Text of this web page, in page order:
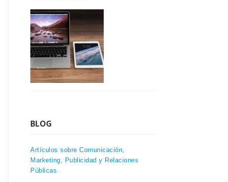
BLOG
Artículos sobre Comunicación,
Marketing, Publicidad y Relaciones
Públicas